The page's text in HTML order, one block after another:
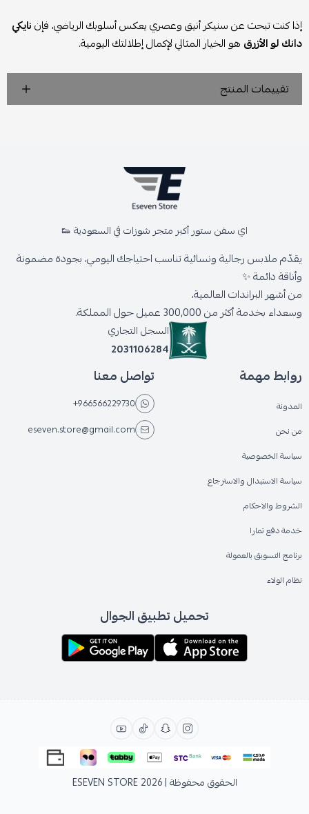
إذا كنت تبحث عن سنيكر أنيق وعصري يعكس أسلوبك الرياضي، فإننايكي
دانك لو الأزرق هو الخيار المثالي لإكمال إطلالتك اليومية.
تقييمات المنتج
اي سفن ستور أكبر متجر شوزات في السعودية 👟
يقدّم ملابس رجالية ونسائية تناسب احتياجك اليومي، بجودة مضمونة
وأناقة دائمة ✨
من أشهر البراندات العالمية،
وسعداء بخدمة أكثر من 300,000 عميل حول المملكة.
السجل التجاري
2031106284
روابط مهمة
المدونة
من نحن
سياسة الخصوصية
سياسة الاستبدال والاسترجاع
الشروط والاحكام
خدمة دفع تمارا
برنامج التسويق بالعمولة
نظام الولاء
تواصل معنا
+966566229730
eseven.store@gmail.com
تحميل تطبيق الجوال
الحقوق محفوظة | 2026 ESEVEN STORE